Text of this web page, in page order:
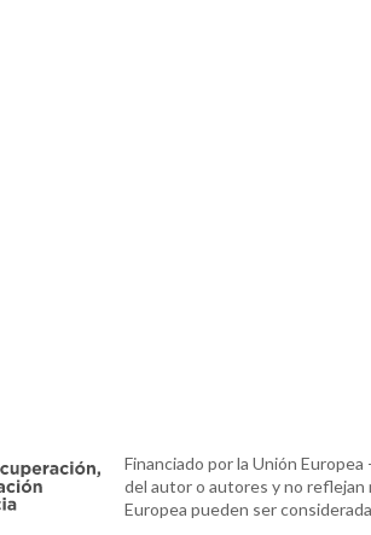
Financiado por la Unión
del autor o autores y no reflejan
Europea pueden ser